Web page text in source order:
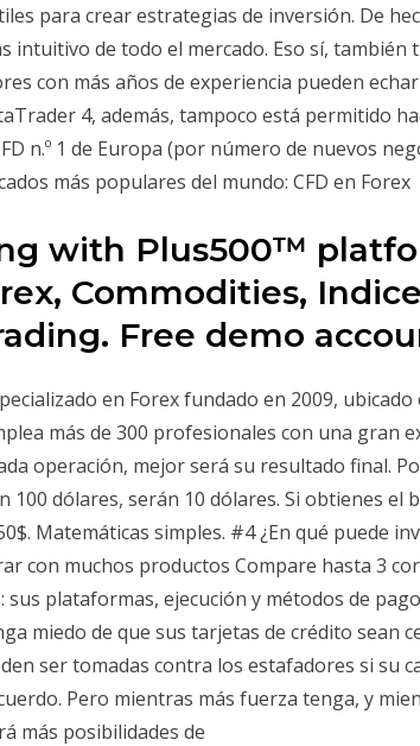
para crear estrategias de inversión. De
intuitivo de todo el mercado. Eso sí, también
con más años de experiencia pueden
4, además, tampoco está permitido
n.º 1 de Europa (por número de nuevos
más populares del mundo: CFD en Forex
with Plus500™
Commodities,
Free demo
en Forex fundado en 2009, ubicado
más de 300 profesionales con una gran
operación, mejor será su resultado final.
100 dólares, serán 10 dólares. Si obtienes el
Matemáticas simples. #4 ¿En qué puede
con muchos productos Compare hasta 3
sus plataformas, ejecución y métodos de
miedo de que sus tarjetas de crédito sean
ser tomadas contra los estafadores si su
Pero mientras más fuerza tenga, y
más posibilidades de